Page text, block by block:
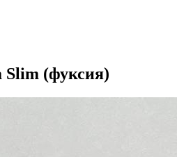
Slim (фуксия)